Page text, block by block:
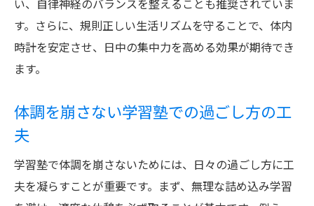
い、自律神経のバランスを整えることも推奨されていま
す。さらに、規則正しい生活リズムを守ることで、体内
時計を安定させ、日中の集中力を高める効果が期待でき
ます。
体調を崩さない学習塾での過ごし方の工
夫
学習塾で体調を崩さないためには、日々の過ごし方に工
夫を凝らすことが重要です。まず、無理な詰め込み学習